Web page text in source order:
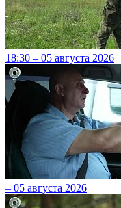
18:30 – 05 августа 2026
– 05 августа 2026